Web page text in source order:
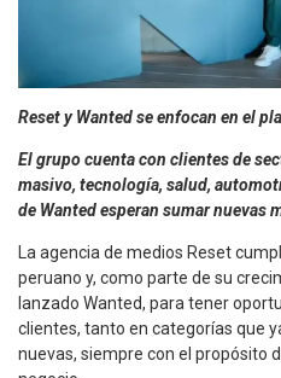
Reset y Wanted se enfocan en el
El grupo cuenta con clientes de
masivo, tecnología, salud,
de Wanted esperan sumar nuevas
La agencia de medios Reset
peruano y, como parte de su
lanzado Wanted, para tener
clientes, tanto en categorías que
nuevas, siempre con el propósito